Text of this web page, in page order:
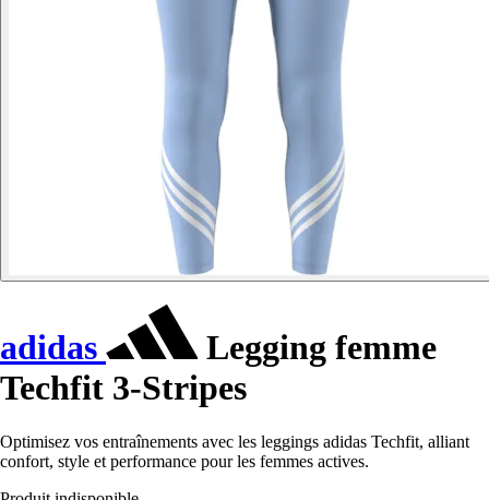
adidas
Legging femme
Techfit 3-Stripes
Optimisez vos entraînements avec les leggings adidas Techfit, alliant
confort, style et performance pour les femmes actives.